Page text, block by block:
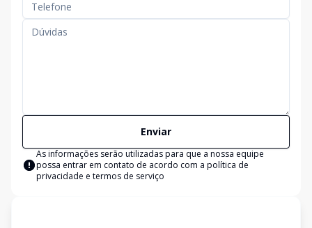
Enviar
As informações serão utilizadas para que a nossa equipe
possa entrar em contato de acordo com a política de
privacidade e termos de serviço